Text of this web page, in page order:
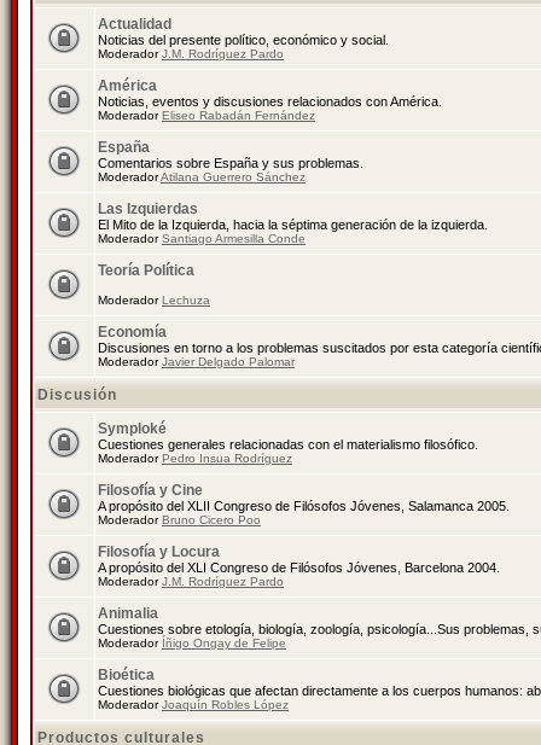
Actualidad
Noticias del presente político, económico y social.
ModeradorJ.M. Rodríguez Pardo
América
Noticias, eventos y discusiones relacionados con América.
ModeradorEliseo Rabadán Fernández
España
Comentarios sobre España y sus problemas.
ModeradorAtilana Guerrero Sánchez
Las Izquierdas
El Mito de la Izquierda, hacia la séptima generación de la izquierda.
ModeradorSantiago Armesilla Conde
Teoría Política
ModeradorLechuza
Economía
Discusiones en torno a los problemas suscitados por esta categoría
ModeradorJavier Delgado Palomar
Discusión
Symploké
Cuestiones generales relacionadas con el materialismo filosófico.
ModeradorPedro Insua Rodríguez
Filosofía y Cine
A propósito del XLII Congreso de Filósofos Jóvenes, Salamanca 2005.
ModeradorBruno Cicero Poo
Filosofía y Locura
A propósito del XLI Congreso de Filósofos Jóvenes, Barcelona 2004.
ModeradorJ.M. Rodríguez Pardo
Animalia
Cuestiones sobre etología, biología, zoología, psicología...Sus problemas,
Moderador Íñigo Ongay de Felipe
Bioética
Cuestiones biológicas que afectan directamente a los cuerpos humanos:
ModeradorJoaquín Robles López
Productos culturales